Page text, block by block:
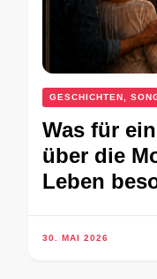
GESCHICHTEN,
Was für
über die
Leben
30. MAI 2026